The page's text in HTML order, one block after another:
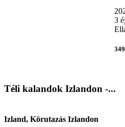
3
Téli kalandok Izlandon -...
Izland, Körutazás Izlandon